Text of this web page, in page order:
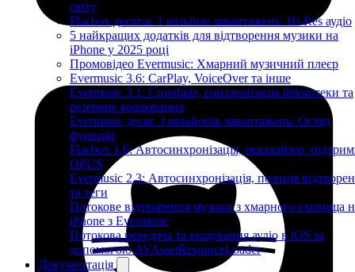
світу
Flacbox досягає 1 мільйон завантажень: Hi-Res аудіо
5 найкращих додатків для відтворення музики на
iPhone у 2025 році
Промовідео Evermusic: Хмарний музичний плеєр
Evermusic 3.6: CarPlay, VoiceOver та інше
Evermusic 3.1: Crossfade, синхронізація бібліотеки та
резервне копіювання
Evermusic досяг 3 мільйонів завантажень: Огляд
функцій
Flacbox 1.6: Автосинхронізація, еквалайзер,
OPUS
Evermusic 2.3: Автосинхронізація, позиція
та теги
Потокове відтворення музики з хмарного сховища
iPhone з Evermusic
Потокова передача та кешування аудіо в iOS за
допомогою AVAssetResourceLoader
Документація